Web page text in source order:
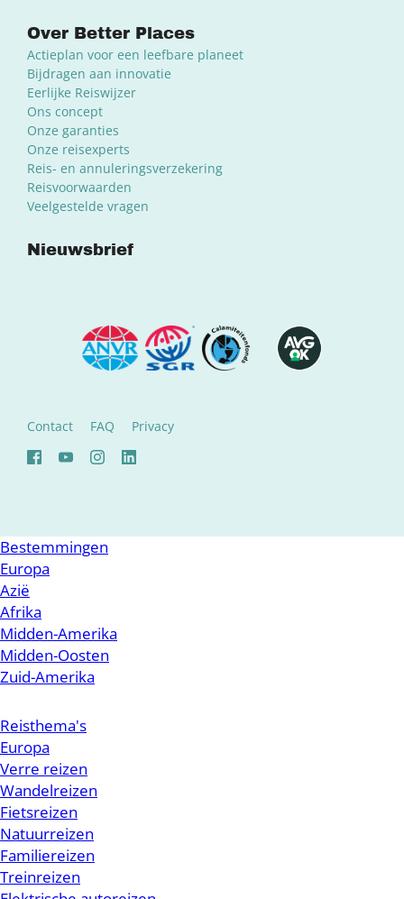
Over Better Places
Actieplan voor een leefbare planeet
Bijdragen aan innovatie
Eerlijke Reiswijzer
Ons concept
Onze garanties
Onze reisexperts
Reis- en annuleringsverzekering
Reisvoorwaarden
Veelgestelde vragen
Nieuwsbrief
Contact FAQ Privacy
Bestemmingen
Europa
Azië
Afrika
Midden-Amerika
Midden-Oosten
Zuid-Amerika
Reisthema's
Europa
Verre reizen
Wandelreizen
Fietsreizen
Natuurreizen
Familiereizen
Treinreizen